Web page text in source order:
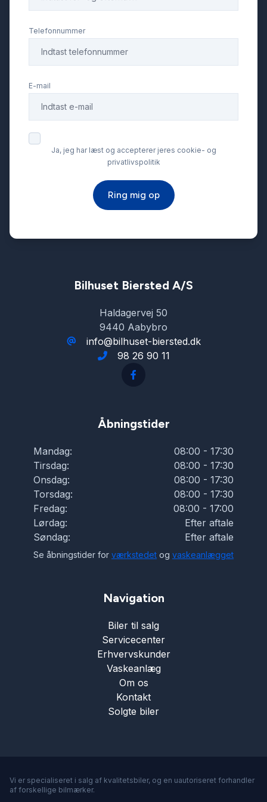
Splitbagsæder
Startspærre
Stofsæder
Telefonnummer
E-mail
Ja, jeg har læst og accepterer jeres cookie- og
privatlivspolitik
Ring mig op
Bilhuset Biersted A/S
Haldagervej 50
9440 Aabybro
info@bilhuset-biersted.dk
98 26 90 11
Åbningstider
Mandag:
08:00 - 17:30
Tirsdag:
08:00 - 17:30
Onsdag:
08:00 - 17:30
Torsdag:
08:00 - 17:30
Fredag:
08:00 - 17:00
Lørdag:
Efter aftale
Søndag:
Efter aftale
Se åbningstider for værkstedet og vaskeanlægget
Navigation
Biler til salg
Servicecenter
Erhvervskunder
Vaskeanlæg
Om os
Kontakt
Solgte biler
Vi er specialiseret i salg af kvalitetsbiler, og en uautoriseret forhandler
af forskellige bilmærker.